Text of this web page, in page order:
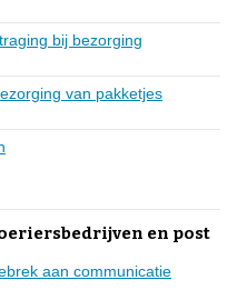
bij bezorging
van pakketjes
en post
aan communicatie